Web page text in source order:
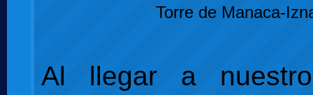
Torre de Manaca-
Al llegar a